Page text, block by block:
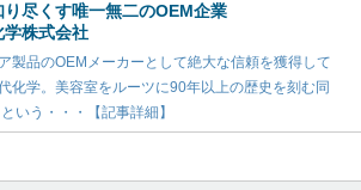
り尽くす唯一無二のOEM企業
学株式会社
製品のOEMメーカーとして絶大な信頼を獲得して
化学。美容室をルーツに90年以上の歴史を刻む同
いう・・・【記事詳細】